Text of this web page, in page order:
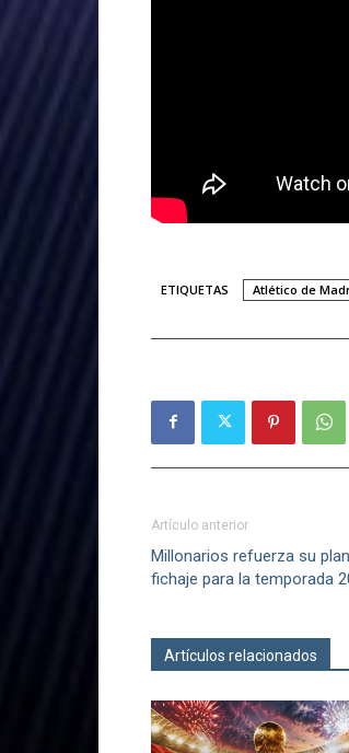
ETIQUETAS Atlético de
Artículo anterior
Millonarios refuerza su
fichaje para la temporada
Artículos relacionados